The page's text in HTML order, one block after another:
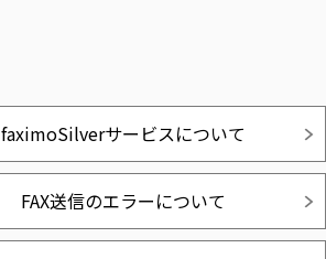
faximoSilverサービスについて
FAX送信のエラーについて